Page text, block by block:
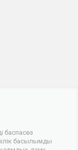
баспасөз
басылымды